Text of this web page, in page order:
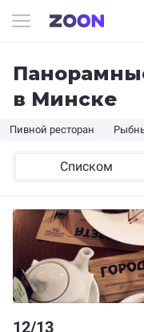
в Минске
Пивной ресторан
Списком
12/13